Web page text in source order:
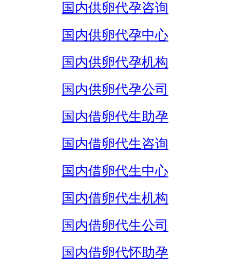
国内供卵代孕咨询
国内供卵代孕中心
国内供卵代孕机构
国内供卵代孕公司
国内借卵代生助孕
国内借卵代生咨询
国内借卵代生中心
国内借卵代生机构
国内借卵代生公司
国内借卵代怀助孕